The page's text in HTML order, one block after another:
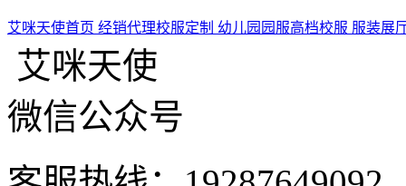
艾咪天使首页 经销代理校服定制 幼儿园园服高档校服 服装展
艾咪天使
微信公众号